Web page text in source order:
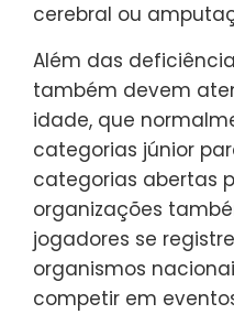
cerebral ou
Além das
também devem
idade, que
categorias júnior
categorias abertas
organizações
jogadores se
organismos
competir em